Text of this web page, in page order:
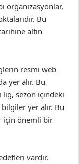
organizasyonlar,
Bu
altın
resmi web
yer alır. Bu
lig, sezon içindeki
yer alır. Bu
için önemli bir
vardır.